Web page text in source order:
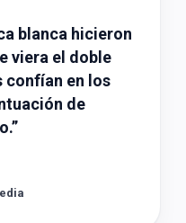
blanca hicieron
viera el doble
confían en los
de
”